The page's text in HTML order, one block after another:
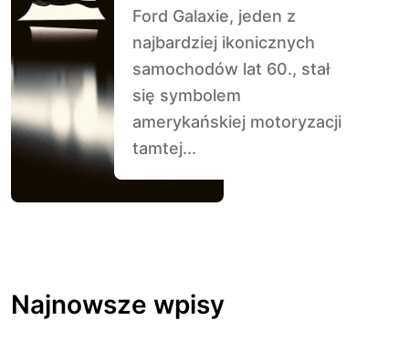
Ford Galaxie, jeden z
najbardziej ikonicznych
samochodów lat 60., stał
się symbolem
amerykańskiej motoryzacji
tamtej...
Najnowsze wpisy